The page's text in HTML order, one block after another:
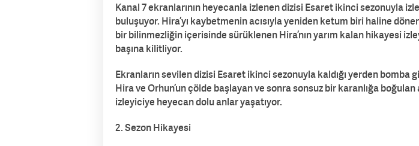
Kanal 7 ekranlarının heyecanla izlenen dizisi Esaret ikinci sezonuyla
buluşuyor. Hira’yı kaybetmenin acısıyla yeniden ketum biri haline
bir bilinmezliğin içerisinde sürüklenen Hira’nın yarım kalan hikayesi
başına kilitliyor.
Ekranların sevilen dizisi Esaret ikinci sezonuyla kaldığı yerden bomba
Hira ve Orhun’un çölde başlayan ve sonra sonsuz bir karanlığa boğulan
izleyiciye heyecan dolu anlar yaşatıyor.
2. Sezon Hikayesi